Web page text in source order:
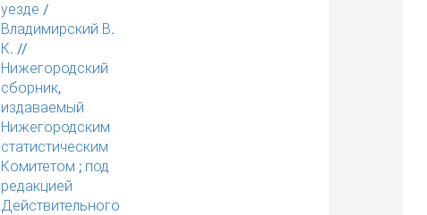
уезде /
Владимирский В.
К. //
Нижегородский
сборник,
издаваемый
Нижегородским
статистическим
Комитетом ; под
редакцией
Действительного